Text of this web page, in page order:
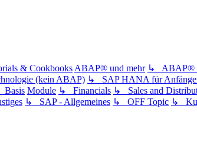
& CookbooksABAP® und mehr ↳ ABAP®
(kein ABAP) ↳ SAP HANA für
Module ↳ Financials ↳ Sales and
↳ SAP - Allgemeines ↳ OFF Topic ↳